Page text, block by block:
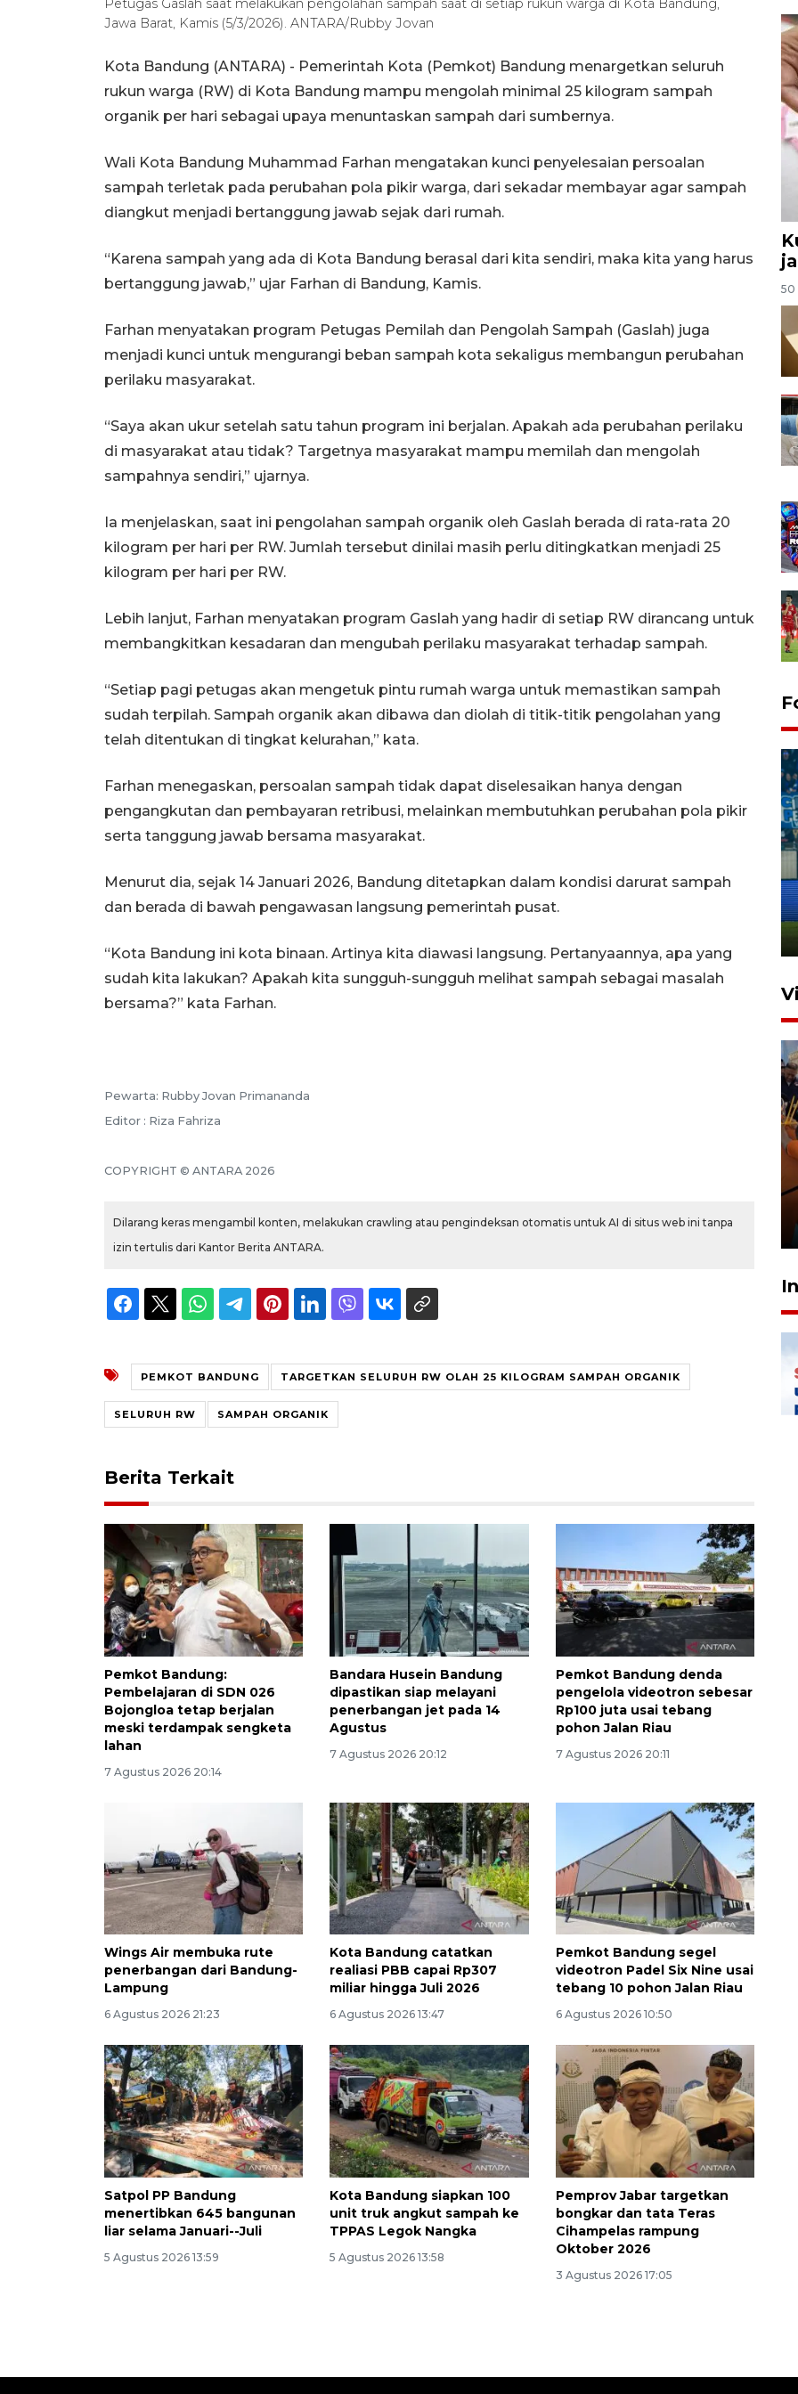
Petugas Gaslah saat melakukan pengolahan sampah saat di setiap rukun warga di Kota Bandung,
Jawa Barat, Kamis (5/3/2026). ANTARA/Rubby Jovan
Kota Bandung (ANTARA) - Pemerintah Kota (Pemkot) Bandung menargetkan seluruh
rukun warga (RW) di Kota Bandung mampu mengolah minimal 25 kilogram sampah
organik per hari sebagai upaya menuntaskan sampah dari sumbernya.
Wali Kota Bandung Muhammad Farhan mengatakan kunci penyelesaian persoalan
sampah terletak pada perubahan pola pikir warga, dari sekadar membayar agar sampah
diangkut menjadi bertanggung jawab sejak dari rumah.
“Karena sampah yang ada di Kota Bandung berasal dari kita sendiri, maka kita yang harus
bertanggung jawab,” ujar Farhan di Bandung, Kamis.
Farhan menyatakan program Petugas Pemilah dan Pengolah Sampah (Gaslah) juga
menjadi kunci untuk mengurangi beban sampah kota sekaligus membangun perubahan
perilaku masyarakat.
“Saya akan ukur setelah satu tahun program ini berjalan. Apakah ada perubahan perilaku
di masyarakat atau tidak? Targetnya masyarakat mampu memilah dan mengolah
sampahnya sendiri,” ujarnya.
Ia menjelaskan, saat ini pengolahan sampah organik oleh Gaslah berada di rata-rata 20
kilogram per hari per RW. Jumlah tersebut dinilai masih perlu ditingkatkan menjadi 25
kilogram per hari per RW.
Lebih lanjut, Farhan menyatakan program Gaslah yang hadir di setiap RW dirancang untuk
membangkitkan kesadaran dan mengubah perilaku masyarakat terhadap sampah.
“Setiap pagi petugas akan mengetuk pintu rumah warga untuk memastikan sampah
sudah terpilah. Sampah organik akan dibawa dan diolah di titik-titik pengolahan yang
telah ditentukan di tingkat kelurahan,” kata.
Farhan menegaskan, persoalan sampah tidak dapat diselesaikan hanya dengan
pengangkutan dan pembayaran retribusi, melainkan membutuhkan perubahan pola pikir
serta tanggung jawab bersama masyarakat.
Menurut dia, sejak 14 Januari 2026, Bandung ditetapkan dalam kondisi darurat sampah
dan berada di bawah pengawasan langsung pemerintah pusat.
“Kota Bandung ini kota binaan. Artinya kita diawasi langsung. Pertanyaannya, apa yang
sudah kita lakukan? Apakah kita sungguh-sungguh melihat sampah sebagai masalah
bersama?” kata Farhan.
Pewarta: Rubby Jovan Primananda
Editor : Riza Fahriza
COPYRIGHT © ANTARA 2026
Dilarang keras mengambil konten, melakukan crawling atau pengindeksan otomatis untuk AI di situs web ini tanpa
izin tertulis dari Kantor Berita ANTARA.
PEMKOT BANDUNG TARGETKAN SELURUH RW OLAH 25 KILOGRAM SAMPAH ORGANIK
SELURUH RW SAMPAH ORGANIK
Berita Terkait
Pemkot Bandung:
Pembelajaran di SDN 026
Bojongloa tetap berjalan
meski terdampak sengketa
lahan
7 Agustus 2026 20:14
Bandara Husein Bandung
dipastikan siap melayani
penerbangan jet pada 14
Agustus
7 Agustus 2026 20:12
Pemkot Bandung denda
pengelola videotron sebesar
Rp100 juta usai tebang
pohon Jalan Riau
7 Agustus 2026 20:11
Wings Air membuka rute
penerbangan dari Bandung-
Lampung
6 Agustus 2026 21:23
Kota Bandung catatkan
realiasi PBB capai Rp307
miliar hingga Juli 2026
6 Agustus 2026 13:47
Pemkot Bandung segel
videotron Padel Six Nine usai
tebang 10 pohon Jalan Riau
6 Agustus 2026 10:50
Satpol PP Bandung
menertibkan 645 bangunan
liar selama Januari--Juli
5 Agustus 2026 13:59
Kota Bandung siapkan 100
unit truk angkut sampah ke
TPPAS Legok Nangka
5 Agustus 2026 13:58
Pemprov Jabar targetkan
bongkar dan tata Teras
Cihampelas rampung
Oktober 2026
3 Agustus 2026 17:05
50
dan manajerial SPPI di
Balikpapan
29 Juli 2026 01:36
Memacu produksi sawit untuk
penuhi kebutuhan
2026-08-09 12:00:00